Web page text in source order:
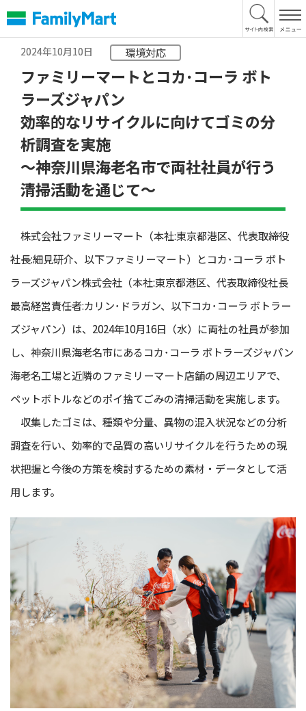
文
へ
2024年10月10日
環境対応
ファミリーマートとコカ･コーラ ボト
ラーズジャパン
効率的なリサイクルに向けてゴミの分
析調査を実施
〜神奈川県海老名市で両社社員が行う
清掃活動を通じて〜
株式会社ファミリーマート（本社:東京都港区、代表取締役
社長:細見研介、以下ファミリーマート）とコカ･コーラ ボト
ラーズジャパン株式会社（本社:東京都港区、代表取締役社長
最高経営責任者:カリン･ドラガン、以下コカ･コーラ ボトラー
ズジャパン）は、2024年10月16日（水）に両社の社員が参加
し、神奈川県海老名市にあるコカ･コーラ ボトラーズジャパン
海老名工場と近隣のファミリーマート店舗の周辺エリアで、
ペットボトルなどのポイ捨てごみの清掃活動を実施します。
収集したゴミは、種類や分量、異物の混入状況などの分析
調査を行い、効率的で品質の高いリサイクルを行うための現
状把握と今後の方策を検討するための素材・データとして活
用します。